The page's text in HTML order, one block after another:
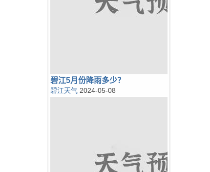
碧江5月份降雨多少？
碧江天气 2024-05-08